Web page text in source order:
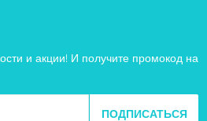
и акции! И получите промокод на
ПОДПИСАТЬСЯ